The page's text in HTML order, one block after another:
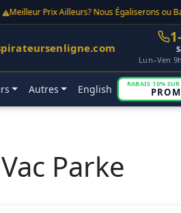
Prix Ailleurs? Nous Égaliserons ou
Lun–Ven
Autres English RABAIS 10%
Parke